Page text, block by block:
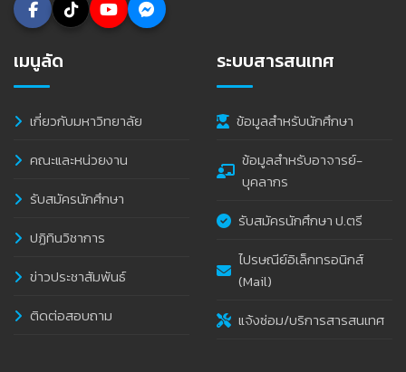
เมนูลัด
เกี่ยวกับมหาวิทยาลัย
คณะและหน่วยงาน
รับสมัครนักศึกษา
ปฏิทินวิชาการ
ข่าวประชาสัมพันธ์
ติดต่อสอบถาม
ระบบสารสนเทศ
ข้อมูลสำหรับนักศึกษา
ข้อมูลสำหรับอาจารย์-
บุคลากร
รับสมัครนักศึกษา ป.ตรี
ไปรษณีย์อิเล็กทรอนิกส์
(Mail)
แจ้งซ่อม/บริการสารสนเทศ